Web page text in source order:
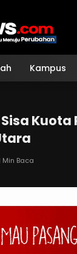
Kampus
Kuota
Min Baca